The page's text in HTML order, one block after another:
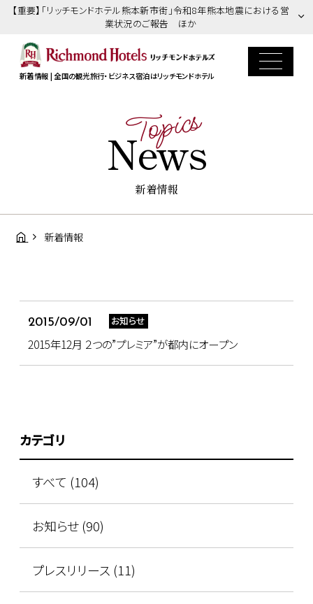
【重要】「リッチモンドホテル熊本新市街」令和8年熊本地震における営
業状況のご報告 ほか
新着情報 | 全国の観光旅行・ビジネス宿泊はリッチモンドホテル
News
Topics
新着情報
新着情報
2015/09/01 お知らせ
2015年12月 ２つの”プレミア”が都内にオープン
カテゴリ
すべて (104)
お知らせ (90)
プレスリリース (11)